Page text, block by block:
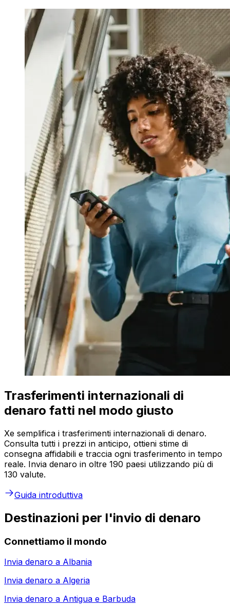
Trasferimenti internazionali di
denaro fatti nel modo giusto
Xe semplifica i trasferimenti internazionali di denaro.
Consulta tutti i prezzi in anticipo, ottieni stime di
consegna affidabili e traccia ogni trasferimento in tempo
reale. Invia denaro in oltre 190 paesi utilizzando più di
130 valute.
Guida introduttiva
Destinazioni per l'invio di denaro
Connettiamo il mondo
Invia denaro a Albania
Invia denaro a Algeria
Invia denaro a Antigua e Barbuda